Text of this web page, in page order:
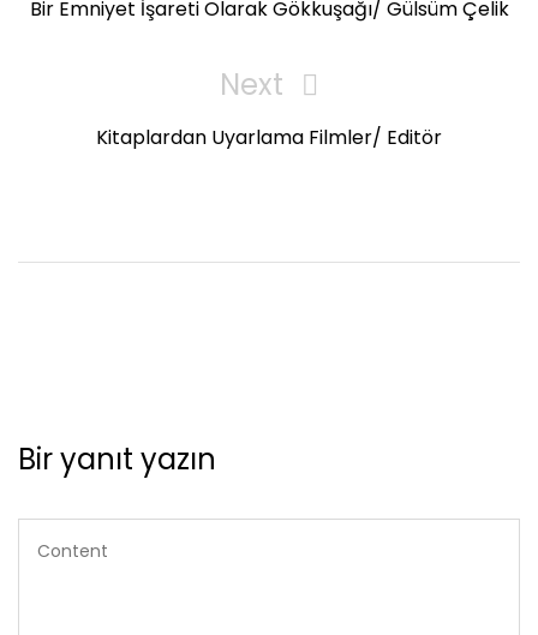
Bir Emniyet İşareti Olarak Gökkuşağı/ Gülsüm Çelik
Next
Post
Next
Kitaplardan Uyarlama Filmler/ Editör
Bir yanıt yazın